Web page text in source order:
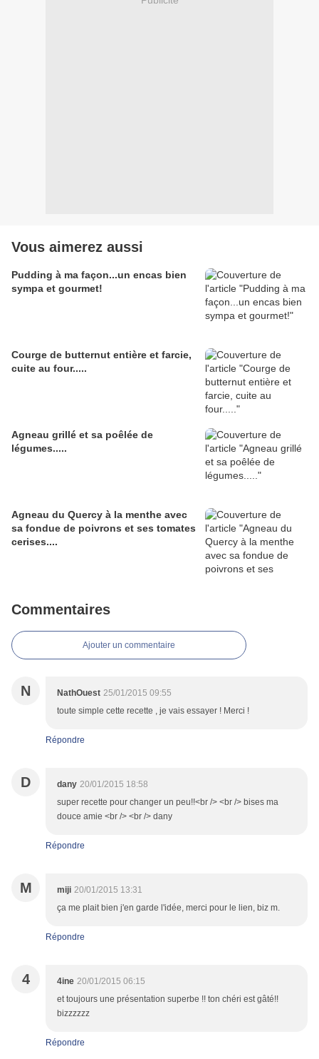
Vous aimerez aussi
Pudding à ma façon...un encas bien
sympa et gourmet!
Courge de butternut entière et farcie,
cuite au four.....
Agneau grillé et sa poêlée de
légumes.....
Agneau du Quercy à la menthe avec
sa fondue de poivrons et ses tomates
cerises....
Commentaires
Ajouter un commentaire
N NathOuest 25/01/2015 09:55
toute simple cette recette , je vais essayer ! Merci !
Répondre
D dany 20/01/2015 18:58
super recette pour changer un peu!!<br /> <br /> bises ma
douce amie <br /> <br /> dany
Répondre
M miji 20/01/2015 13:31
ça me plait bien j'en garde l'idée, merci pour le lien, biz m.
Répondre
4 4ine 20/01/2015 06:15
et toujours une présentation superbe !! ton chéri est gâté!!
bizzzzzz
Répondre